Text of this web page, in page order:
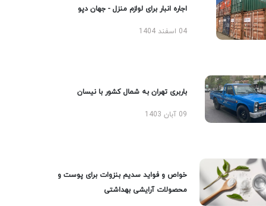
اجاره انبار برای لوازم منزل - جهان دپو
04 اسفند 1404
باربری تهران به شمال کشور با نیسان
09 آبان 1403
خواص و فواید سدیم بنزوات برای پوست و
محصولات آرایشی بهداشتی